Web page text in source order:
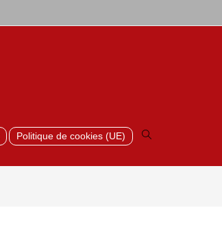
Politique de cookies (UE)
Toggle
website
search